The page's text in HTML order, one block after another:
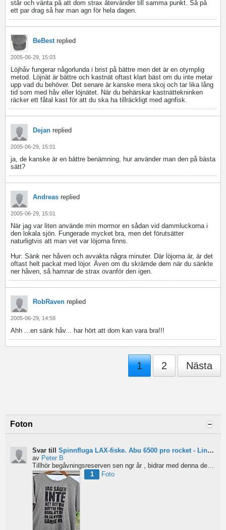
står och vänta på att dom strax återvänder till samma punkt. Så på
ett par drag så har man agn för hela dagen.
BeBestreplied
2005-06-29, 15:03
Löjhåv fungerar någorlunda i brist på bättre men det är en otymplig
metod. Löjnät är bättre och kastnät oftast klart bäst om du inte metar
upp vad du behöver. Det senare är kanske mera skoj och tar lika lång
tid som med håv eller löjnätet. När du behärskar kastnättekninken
räcker ett fåtal kast för att du ska ha tillräckligt med agnfisk.
Dejan replied
2005-06-29, 15:01
ja, de kanske är en bättre benämning, hur använder man den på bästa
sätt?
Andreas replied
2005-06-29, 15:01
När jag var liten använde min mormor en sådan vid dammluckorna i
den lokala sjön. Fungerade mycket bra, men det förutsätter
naturligtvis att man vet var löjorna finns.
Hur: Sänk ner håven och avvakta några minuter. Där löjorna är, är det
oftast helt packat med löjor. Även om du skrämde dem när du sänkte
ner håven, så hamnar de strax ovanför den igen.
RobRaven replied
2005-06-29, 14:58
Ahh ...en sänk håv... har hört att dom kan vara bra!!!
1 2 Nästa
Foton
Svar till Spinnfluga LAX-fiske. Abu 6500 pro rocket - Lina för kort?
av Peter B
Tillhör begåvningsreserven sen ngr år , bidrar med denna devis.
1
Foto